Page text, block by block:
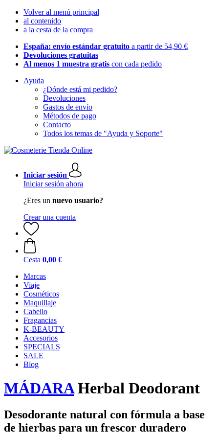
Volver al menú principal
al contenido
a la cesta de la compra
España: envío estándar gratuito a partir de 54,90 €
Devoluciones gratuitas
Al menos 1 muestra gratis con cada pedido
Ayuda
¿Dónde está mi pedido?
Devoluciones
Gastos de envío
Métodos de pago
Contacto
Todos los temas de "Ayuda y Soporte"
Iniciar sesión
Iniciar sesión ahora
¿Eres un nuevo usuario?
Crear una cuenta
Cesta 0,00 €
Marcas
Viaje
Cosméticos
Maquillaje
Cabello
Fragancias
K-BEAUTY
Accesorios
SPECIALS
SALE
Blog
MÁDARAHerbal Deodorant
Desodorante natural con fórmula a base
de hierbas para un frescor duradero